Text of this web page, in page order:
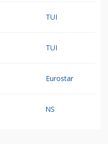
TUI
TUI
Eurostar
NS